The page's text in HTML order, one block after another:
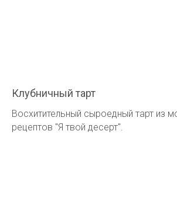
Клубничный тарт
Восхитительный сыроедный тарт из
рецептов "Я твой десерт".